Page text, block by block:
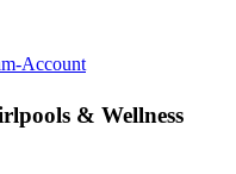
Account
& Wellness